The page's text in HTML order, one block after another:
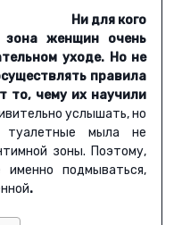
Ни для кого
зона женщин очень
уходе. Но не
правила
то, чему их научили
услышать, но
мыла не
зоны. Поэтому,
подмываться,
.